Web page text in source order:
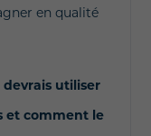
en qualité
devrais utiliser
et comment le